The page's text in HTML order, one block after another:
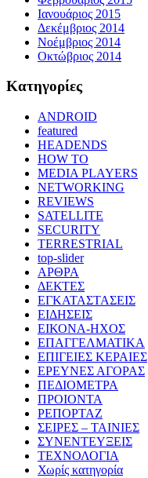
Ιανουάριος 2015
Δεκέμβριος 2014
Νοέμβριος 2014
Οκτώβριος 2014
Kατηγορίες
ANDROID
featured
HEADENDS
HOW TO
MEDIA PLAYERS
NETWORKING
REVIEWS
SATELLITE
SECURITY
TERRESTRIAL
top-slider
ΑΡΘΡΑ
ΔΕΚΤΕΣ
ΕΓΚΑΤΑΣΤΑΣΕΙΣ
ΕΙΔΗΣΕΙΣ
ΕΙΚΟΝΑ-ΗΧΟΣ
ΕΠΑΓΓΕΛΜΑΤΙΚΑ
ΕΠΙΓΕΙΕΣ ΚΕΡΑΙΕΣ
ΕΡΕΥΝΕΣ ΑΓΟΡΑΣ
ΠΕΔΙΟΜΕΤΡΑ
ΠΡΟΙΟΝΤΑ
ΡΕΠΟΡΤΑΖ
ΣΕΙΡΕΣ – ΤΑΙΝΙΕΣ
ΣΥΝΕΝΤΕΥΞΕΙΣ
ΤΕΧΝΟΛΟΓΙΑ
Χωρίς κατηγορία